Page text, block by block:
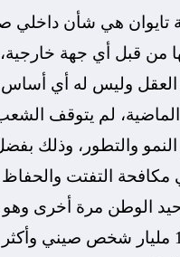
تايوان هي شأن داخلي
من قبل أي جهة خارجية،
وليس له أي أساس.
الماضية، لم يتوقف
والتطور، وذلك بفضل
مكافحة التفتت
الوطن مرة أخرى